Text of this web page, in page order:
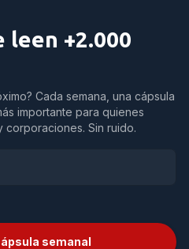
leen +2.000
Cada semana, una cápsula
importante para quienes
corporaciones. Sin ruido.
semanal